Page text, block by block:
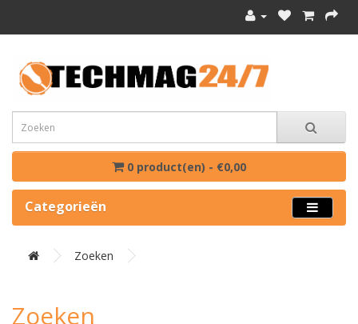
0 product(en) - €0,00
Categorieën
Zoeken
Zoeken